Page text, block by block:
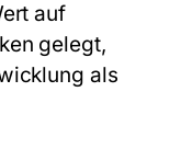
auf
gelegt,
als